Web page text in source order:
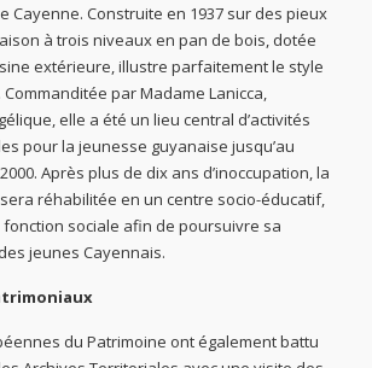
Cayenne. Construite en 1937 sur des pieux
à trois niveaux en pan de bois, dotée
extérieure, illustre parfaitement le style
Commanditée par Madame Lanicca,
elle a été un lieu central d’activités
pour la jeunesse guyanaise jusqu’au
Après plus de dix ans d’inoccupation, la
réhabilitée en un centre socio-éducatif,
sociale afin de poursuivre sa
jeunes Cayennais.
du Patrimoine ont également battu